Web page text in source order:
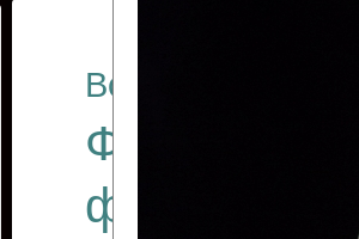
Все отчеты
Финал
фестиваля